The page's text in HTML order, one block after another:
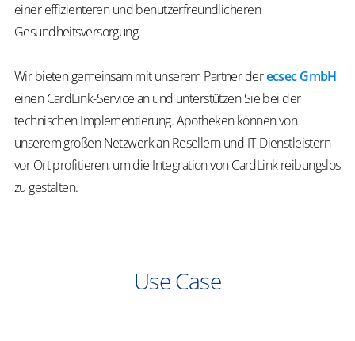
einer effizienteren und benutzerfreundlicheren
Gesundheitsversorgung.
Wir bieten gemeinsam mit unserem Partner derecsec GmbH
einen CardLink-Service an und unterstützen Sie bei der
technischen Implementierung. Apotheken können von
unserem großen Netzwerk an Resellern und IT-Dienstleistern
vor Ort profitieren, um die Integration von CardLink reibungslos
zu gestalten.
Use Case